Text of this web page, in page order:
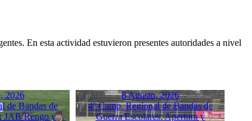
En esta actividad estuvieron presentes autoridades a nivel
2026
de Bandas de
JAB Rengo y
8 Agosto, 2026
4º Camp. Regional de Bandas de
Guerra Escolares: Apertura y